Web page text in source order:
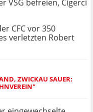
VSG befreien, Cigerci
CFC vor 350
verletzten Robert
ZWICKAU SAUER: